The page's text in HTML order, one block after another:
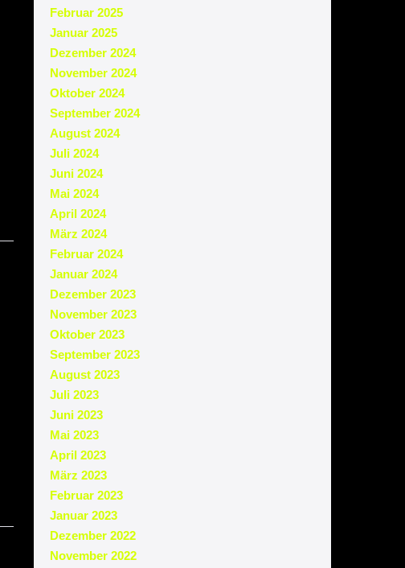
Februar 2025
Januar 2025
Dezember 2024
November 2024
Oktober 2024
September 2024
August 2024
Juli 2024
Juni 2024
Mai 2024
April 2024
März 2024
Februar 2024
Januar 2024
Dezember 2023
November 2023
Oktober 2023
September 2023
August 2023
Juli 2023
Juni 2023
Mai 2023
April 2023
März 2023
Februar 2023
Januar 2023
Dezember 2022
November 2022